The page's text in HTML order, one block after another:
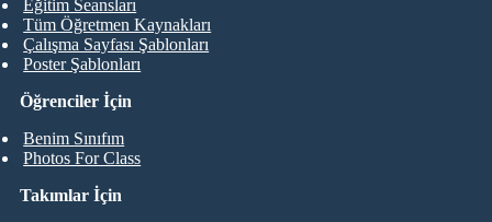
Öğrenciler İçin
Benim Sınıfım
Photos For Class
Eğitim Seansları
Tüm Öğretmen Kaynakları
Çalışma Sayfası Şablonları
Poster Şablonları
Takımlar İçin